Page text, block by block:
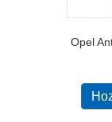
Opel